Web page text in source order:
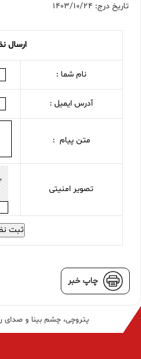
تاریخ درج: 1403/10/24
ارسال
نام شما :
آدرس ایمیل :
متن پیام :
تصویر امنیتی
ثبت
چاپ خبر
پتروچی، چشم بینا و